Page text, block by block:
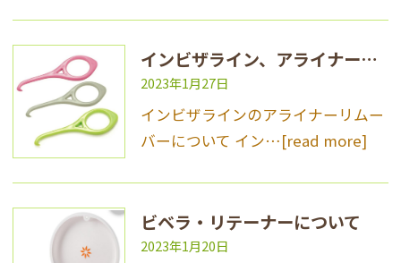
インビザライン、アライナーリムーバーについて
2023年1月27日
インビザラインのアライナーリムー
バーについて イン…[read more]
ビベラ・リテーナーについて
2023年1月20日